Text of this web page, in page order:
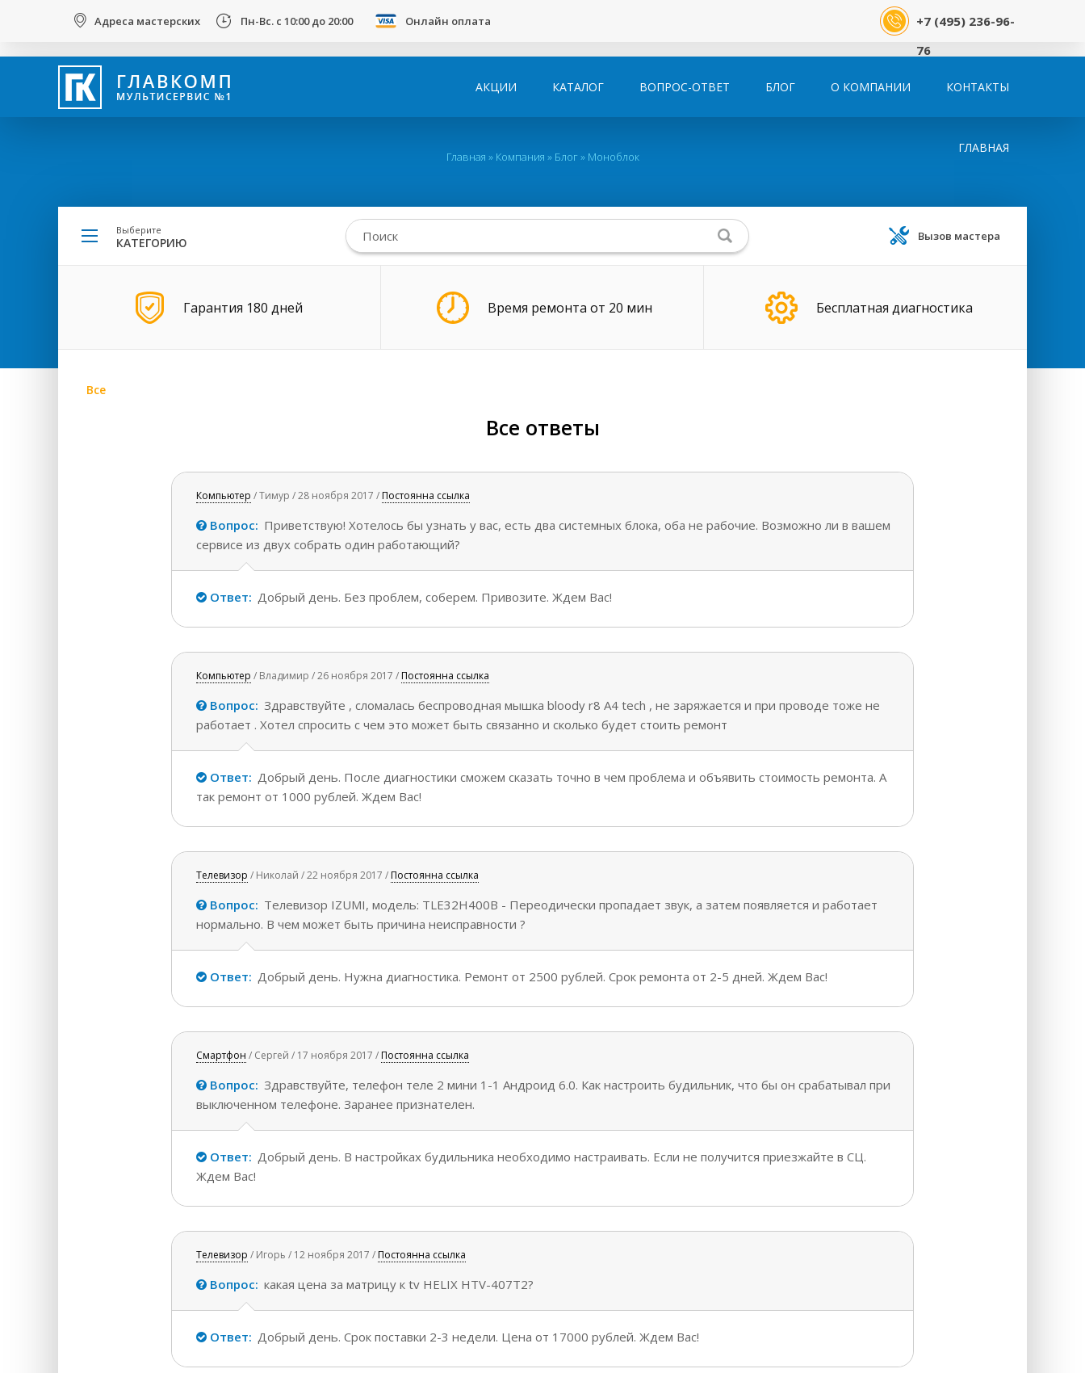
Адреса мастерских Пн-Вс. с 10:00 до 20:00 Онлайн оплата
+7 (495) 236-96-
76
КОНТАКТЫ
О КОМПАНИИ
БЛОГ
ВОПРОС-ОТВЕТ
КАТАЛОГ
АКЦИИ
ГЛАВНАЯ
Главная » Компания » Блог » Моноблок
Выберите
КАТЕГОРИЮ Вызов мастера
Гарантия 180 дней Время ремонта от 20 мин Бесплатная диагностика
Все
Все ответы
Компьютер / Тимур / 28 ноября 2017 /Постоянна ссылка
Вопрос: Приветствую! Хотелось бы узнать у вас, есть два системных блока, оба не рабочие. Возможно ли в вашем
сервисе из двух собрать один работающий?
Ответ: Добрый день. Без проблем, соберем. Привозите. Ждем Вас!
Компьютер / Владимир / 26 ноября 2017 /Постоянна ссылка
Вопрос: Здравствуйте , сломалась беспроводная мышка bloody r8 A4 tech , не заряжается и при проводе тоже не
работает . Хотел спросить с чем это может быть связанно и сколько будет стоить ремонт
Ответ: Добрый день. После диагностики сможем сказать точно в чем проблема и объявить стоимость ремонта. А
так ремонт от 1000 рублей. Ждем Вас!
Телевизор / Николай / 22 ноября 2017 /Постоянна ссылка
Вопрос: Телевизор IZUMI, модель: TLE32H400B - Переодически пропадает звук, а затем появляется и работает
нормально. В чем может быть причина неисправности ?
Ответ: Добрый день. Нужна диагностика. Ремонт от 2500 рублей. Срок ремонта от 2-5 дней. Ждем Вас!
Смартфон / Сергей / 17 ноября 2017 /Постоянна ссылка
Вопрос: Здравствуйте, телефон теле 2 мини 1-1 Андроид 6.0. Как настроить будильник, что бы он срабатывал при
выключенном телефоне. Заранее признателен.
Ответ: Добрый день. В настройках будильника необходимо настраивать. Если не получится приезжайте в СЦ.
Ждем Вас!
Телевизор / Игорь / 12 ноября 2017 /Постоянна ссылка
Вопрос: какая цена за матрицу к tv HELIX HTV-407T2?
Ответ: Добрый день. Срок поставки 2-3 недели. Цена от 17000 рублей. Ждем Вас!